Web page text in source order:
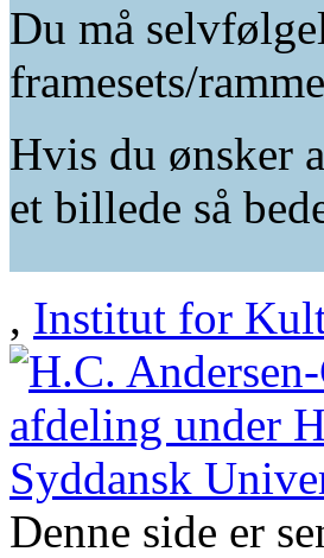
Du må
framesets/
Hvis du ønsker
et billede så
, Institut for
Denne side er